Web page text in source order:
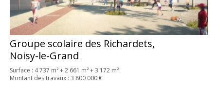
Groupe scolaire des Richardets,
Noisy-le-Grand
Surface : 4 737 m² + 2 661 m² + 3 172 m²
Montant des travaux : 3 800 000 €